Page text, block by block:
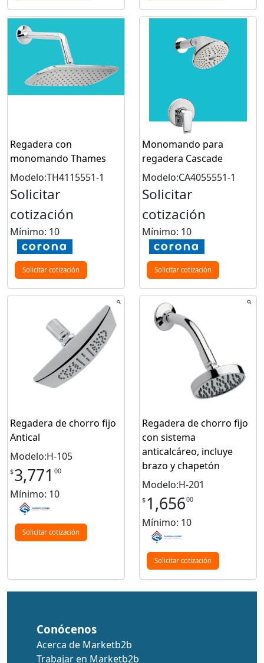
Regadera con
monomando Thames
Modelo:TH4115551-1
Solicitar
cotización
Mínimo: 10
Solicitar cotización
Monomando para
regadera Cascade
Modelo:CA4055551-1
Solicitar
cotización
Mínimo: 10
Solicitar cotización
Regadera de chorro fijo
Antical
Modelo:H-105
$3,771 00
Mínimo: 10
Solicitar cotización
Regadera de chorro fijo
con sistema
anticalcáreo, incluye
brazo y chapetón
Modelo:H-201
$ 1,65600
Mínimo: 10
Solicitar cotización
Conócenos
Acerca de Marketb2b
Trabajar en Marketb2b